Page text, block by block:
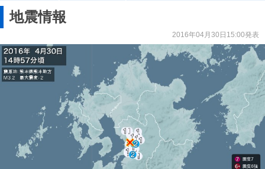
地震情報
2016年04月30日15:00発表